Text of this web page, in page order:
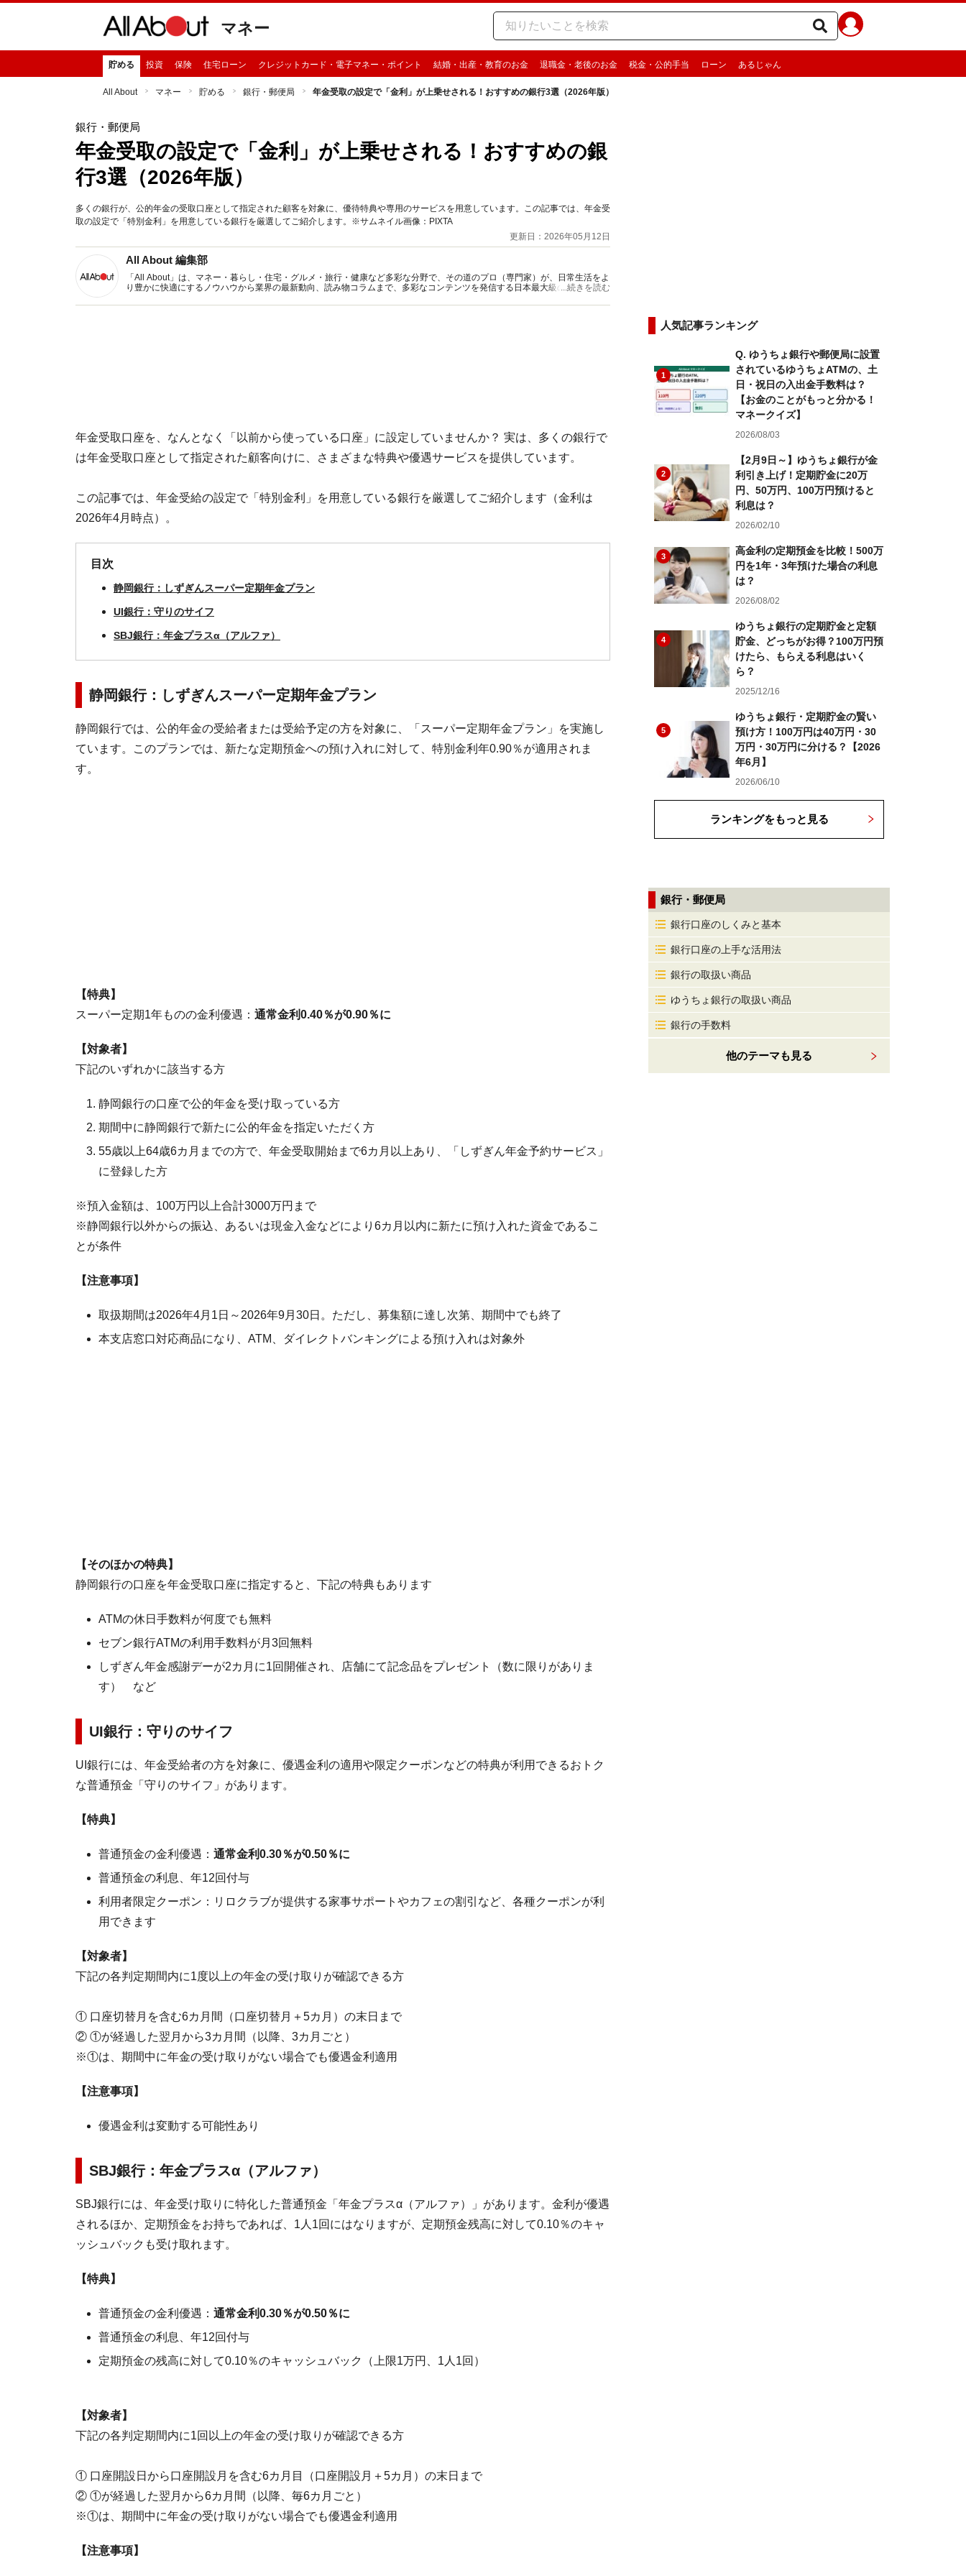
マネー
貯める 投資 保険 住宅ローン クレジットカード・電子マネー・ポイント 結婚・出産・教育のお金 退職金・老後のお金 税金・公的手当 ローン あるじゃん
All About マネー 貯める 銀行・郵便局 年金受取の設定で「金利」が上乗せされる！おすすめの銀行3選（2026年版）
銀行・郵便局
年金受取の設定で「金利」が上乗せされる！おすすめの銀
行3選（2026年版）
多くの銀行が、公的年金の受取口座として指定された顧客を対象に、優待特典や専用のサービスを用意しています。この記事では、年金受
取の設定で「特別金利」を用意している銀行を厳選してご紹介します。※サムネイル画像：PIXTA
更新日：2026年05月12日
All About 編集部
「All About」は、マネー・暮らし・住宅・グルメ・旅行・健康など多彩な分野で、その道のプロ（専門家）が、日常生活をよ
り豊かに快適にするノウハウから業界の最新動向、読み物コラムまで、多彩なコンテンツを発信する日本最大級の総合情報サ
...続きを読む
年金受取口座を、なんとなく「以前から使っている口座」に設定していませんか？ 実は、多くの銀行で
は年金受取口座として指定された顧客向けに、さまざまな特典や優遇サービスを提供しています。
この記事では、年金受給の設定で「特別金利」を用意している銀行を厳選してご紹介します（金利は
2026年4月時点）。
目次
静岡銀行：しずぎんスーパー定期年金プラン
UI銀行：守りのサイフ
SBJ銀行：年金プラスα（アルファ）
静岡銀行：しずぎんスーパー定期年金プラン
静岡銀行では、公的年金の受給者または受給予定の方を対象に、「スーパー定期年金プラン」を実施し
ています。このプランでは、新たな定期預金への預け入れに対して、特別金利年0.90％が適用されま
す。
【特典】
スーパー定期1年ものの金利優遇： 通常金利0.40％が0.90％に
【対象者】
下記のいずれかに該当する方
静岡銀行の口座で公的年金を受け取っている方
期間中に静岡銀行で新たに公的年金を指定いただく方
55歳以上64歳6カ月までの方で、年金受取開始まで6カ月以上あり、「しずぎん年金予約サービス」
に登録した方
※預入金額は、100万円以上合計3000万円まで
※静岡銀行以外からの振込、あるいは現金入金などにより6カ月以内に新たに預け入れた資金であるこ
とが条件
【注意事項】
取扱期間は2026年4月1日～2026年9月30日。ただし、募集額に達し次第、期間中でも終了
本支店窓口対応商品になり、ATM、ダイレクトバンキングによる預け入れは対象外
【そのほかの特典】
静岡銀行の口座を年金受取口座に指定すると、下記の特典もあります
ATMの休日手数料が何度でも無料
セブン銀行ATMの利用手数料が月3回無料
しずぎん年金感謝デーが2カ月に1回開催され、店舗にて記念品をプレゼント（数に限りがありま
す） など
UI銀行：守りのサイフ
UI銀行には、年金受給者の方を対象に、優遇金利の適用や限定クーポンなどの特典が利用できるおトク
な普通預金「守りのサイフ」があります。
【特典】
普通預金の金利優遇： 通常金利0.30％が0.50％に
普通預金の利息、年12回付与
利用者限定クーポン：リロクラブが提供する家事サポートやカフェの割引など、各種クーポンが利
用できます
【対象者】
下記の各判定期間内に1度以上の年金の受け取りが確認できる方
① 口座切替月を含む6カ月間（口座切替月＋5カ月）の末日まで
② ①が経過した翌月から3カ月間（以降、3カ月ごと）
※①は、期間中に年金の受け取りがない場合でも優遇金利適用
【注意事項】
優遇金利は変動する可能性あり
SBJ銀行：年金プラスα（アルファ）
SBJ銀行には、年金受け取りに特化した普通預金「年金プラスα（アルファ）」があります。金利が優遇
されるほか、定期預金をお持ちであれば、1人1回にはなりますが、定期預金残高に対して0.10％のキャ
ッシュバックも受け取れます。
【特典】
普通預金の金利優遇： 通常金利0.30％が0.50％に
普通預金の利息、年12回付与
定期預金の残高に対して0.10％のキャッシュバック（上限1万円、1人1回）
【対象者】
下記の各判定期間内に1回以上の年金の受け取りが確認できる方
① 口座開設日から口座開設月を含む6カ月目（口座開設月＋5カ月）の末日まで
② ①が経過した翌月から6カ月間（以降、毎6カ月ごと）
※①は、期間中に年金の受け取りがない場合でも優遇金利適用
【注意事項】
人気記事ランキング
1
Q. ゆうちょ銀行や郵便局に設置
されているゆうちょATMの、土
日・祝日の入出金手数料は？
【お金のことがもっと分かる！
マネークイズ】
2026/08/03
2
【2月9日～】ゆうちょ銀行が金
利引き上げ！定期貯金に20万
円、50万円、100万円預けると
利息は？
2026/02/10
3
高金利の定期預金を比較！500万
円を1年・3年預けた場合の利息
は？
2026/08/02
4
ゆうちょ銀行の定期貯金と定額
貯金、どっちがお得？100万円預
けたら、もらえる利息はいく
ら？
2025/12/16
5
ゆうちょ銀行・定期貯金の賢い
預け方！100万円は40万円・30
万円・30万円に分ける？【2026
年6月】
2026/06/10
ランキングをもっと見る
銀行・郵便局
銀行口座のしくみと基本
銀行口座の上手な活用法
銀行の取扱い商品
ゆうちょ銀行の取扱い商品
銀行の手数料
他のテーマも見る